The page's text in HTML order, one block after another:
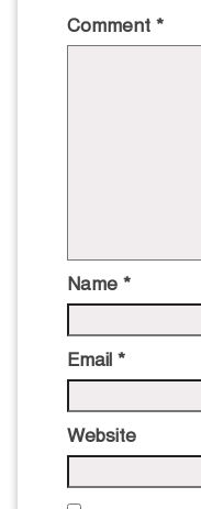
Comment *
Name *
Email *
Website